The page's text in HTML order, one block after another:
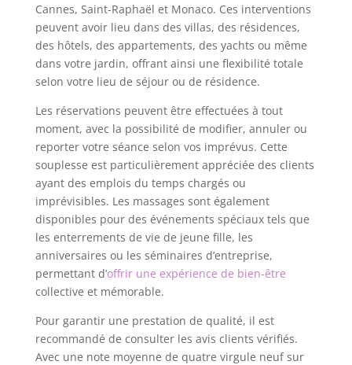
Cannes, Saint-Raphaël et Monaco. Ces interventions
peuvent avoir lieu dans des villas, des résidences,
des hôtels, des appartements, des yachts ou même
dans votre jardin, offrant ainsi une flexibilité totale
selon votre lieu de séjour ou de résidence.
Les réservations peuvent être effectuées à tout
moment, avec la possibilité de modifier, annuler ou
reporter votre séance selon vos imprévus. Cette
souplesse est particulièrement appréciée des clients
ayant des emplois du temps chargés ou
imprévisibles. Les massages sont également
disponibles pour des événements spéciaux tels que
les enterrements de vie de jeune fille, les
anniversaires ou les séminaires d’entreprise,
permettant d’offrir une expérience de bien-être
collective et mémorable.
Pour garantir une prestation de qualité, il est
recommandé de consulter les avis clients vérifiés.
Avec une note moyenne de quatre virgule neuf sur